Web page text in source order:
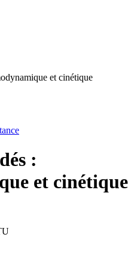
et cinétique
:
et cinétique